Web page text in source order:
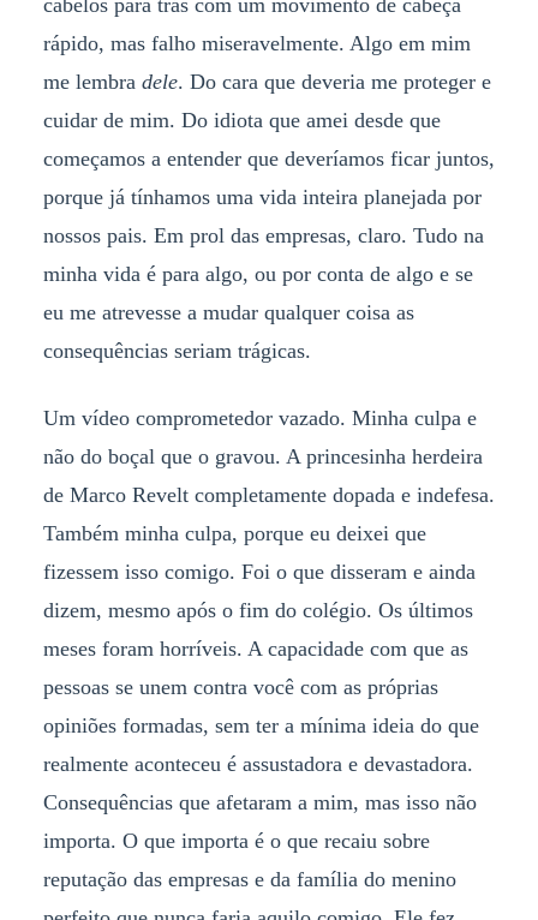
cabelos para trás com um movimento de cabeça
rápido, mas falho miseravelmente. Algo em mim
me lembra dele. Do cara que deveria me proteger e
cuidar de mim. Do idiota que amei desde que
começamos a entender que deveríamos ficar juntos,
porque já tínhamos uma vida inteira planejada por
nossos pais. Em prol das empresas, claro. Tudo na
minha vida é para algo, ou por conta de algo e se
eu me atrevesse a mudar qualquer coisa as
consequências seriam trágicas.
Um vídeo comprometedor vazado. Minha culpa e
não do boçal que o gravou. A princesinha herdeira
de Marco Revelt completamente dopada e indefesa.
Também minha culpa, porque eu deixei que
fizessem isso comigo. Foi o que disseram e ainda
dizem, mesmo após o fim do colégio. Os últimos
meses foram horríveis. A capacidade com que as
pessoas se unem contra você com as próprias
opiniões formadas, sem ter a mínima ideia do que
realmente aconteceu é assustadora e devastadora.
Consequências que afetaram a mim, mas isso não
importa. O que importa é o que recaiu sobre
reputação das empresas e da família do menino